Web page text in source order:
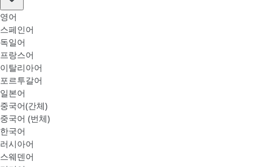
영어
스페인어
독일어
프랑스어
이탈리아어
포르투갈어
일본어
중국어(간체)
중국어 (번체)
한국어
러시아어
스웨덴어